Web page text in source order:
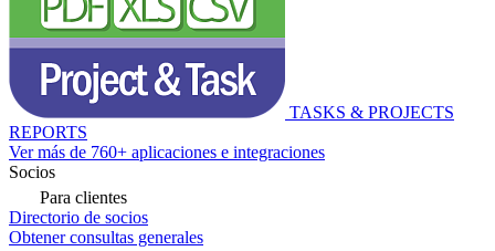
TASKS & PROJECTS
REPORTS
Ver más de 760+ aplicaciones e integraciones
Socios
Para clientes
Directorio de socios
Obtener consultas generales